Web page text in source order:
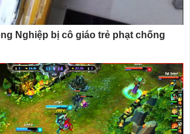
Nghiệp bị cô giáo trẻ phạt chống